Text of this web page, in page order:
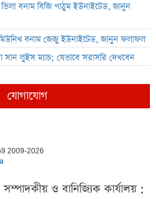
বনাম বিজি পাঠুম ইউনাইটেড, জানুন
মিউনিখ বনাম জেজু ইউনাইটেড, জানুন ফলাফল
সান লুইস ম্যাচ; যেভাবে সরাসরি দেখবেন
যোগাযোগ
2009-2026
ও বানিজ্যিক কার্যালয় :